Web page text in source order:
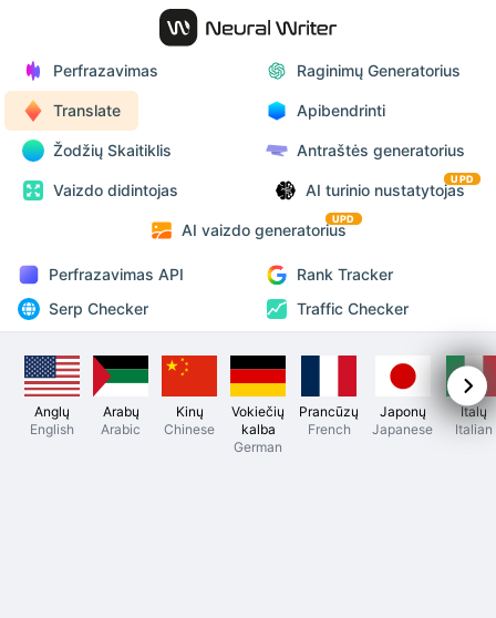
Perfrazavimas Raginimų Generatorius
Translate Apibendrinti
Žodžių Skaitiklis Antraštės generatorius
Vaizdo didintojas AI turinio nustatytojas
UPD
AI vaizdo generatorius
UPD
Perfrazavimas API
Rank Tracker
Serp Checker
Traffic Checker
Anglų
English
Arabų
Arabic
Kinų
Chinese
Vokiečių
kalba
German
Prancūzų
French
Japonų
Japanese
Italų
Italian